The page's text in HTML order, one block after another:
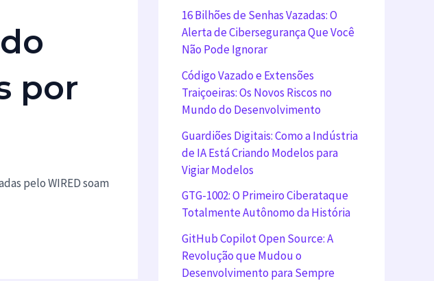
por
pelo WIRED soam
16 Bilhões de Senhas Vazadas: O
Alerta de Cibersegurança Que Você
Não Pode Ignorar
Código Vazado e Extensões
Traiçoeiras: Os Novos Riscos no
Mundo do Desenvolvimento
Guardiões Digitais: Como a Indústria
de IA Está Criando Modelos para
Vigiar Modelos
GTG-1002: O Primeiro Ciberataque
Totalmente Autônomo da História
GitHub Copilot Open Source: A
Revolução que Mudou o
Desenvolvimento para Sempre